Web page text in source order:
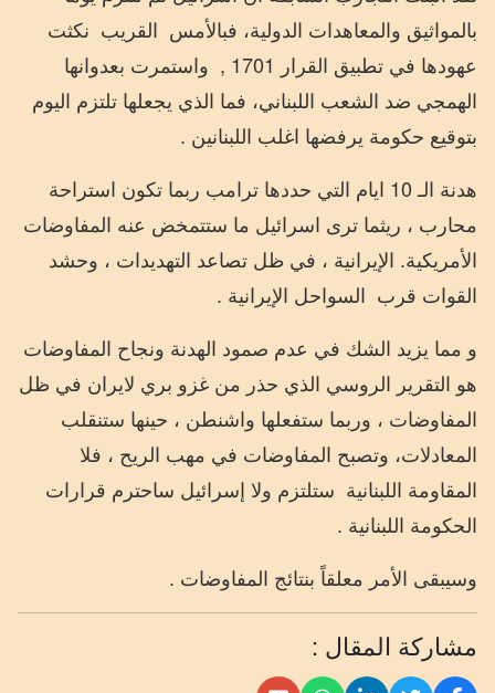
بالمواثيق والمعاهدات الدولية، فبالأمس القريب نكثت
عهودها في تطبيق القرار 1701 ,
واستمرت بعدوانها
الهمجي ضد الشعب اللبناني، فما الذي يجعلها تلتزم اليوم
بتوقيع حكومة يرفضها اغلب اللبنانين .
هدنة الـ 10 ايام التي حددها ترامب ربما تكون استراحة
محارب ، ريثما ترى اسرائيل ما ستتمخض عنه المفاوضات
الأمريكية. الإيرانية ، في ظل تصاعد التهديدات ، وحشد
القوات قرب السواحل الإيرانية .
و مما يزيد الشك في عدم صمود الهدنة ونجاح المفاوضات
هو التقرير الروسي الذي حذر من غزو بري لايران في ظل
المفاوضات ، وربما ستفعلها واشنطن ، حينها ستنقلب
المعادلات، وتصبح المفاوضات في مهب الريح ، فلا
المقاومة اللبنانية ستلتزم ولا إسرائيل ساحترم قرارات
الحكومة اللبنانية .
وسيبقى الأمر معلقاً بنتائج المفاوضات .
مشاركة المقال :